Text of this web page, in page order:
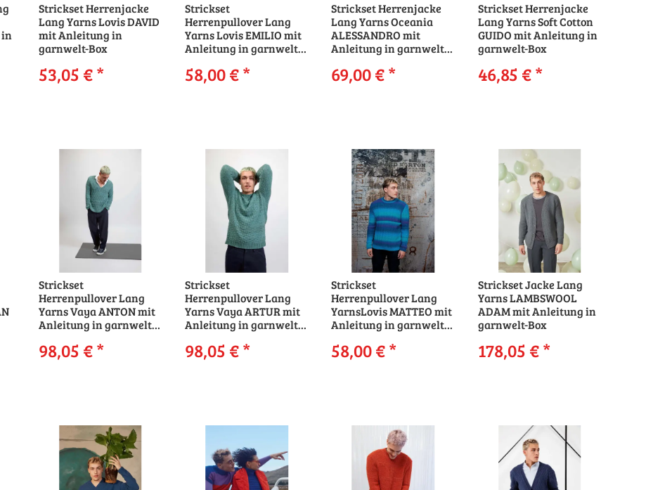
Strickset Herrenjacke
Lang Yarns Lovis DAVID
mit Anleitung in
garnwelt-Box
53,05 €*
Strickset
Herrenpullover Lang
Yarns Lovis EMILIO mit
Anleitung in garnwelt-
58,00 €*
Strickset Herrenjacke
Lang Yarns Oceania
ALESSANDRO mit
Anleitung in garnwelt-
69,00 €*
Strickset Herrenjacke
Lang Yarns Soft Cotton
GUIDO mit Anleitung in
garnwelt-Box
46,85 €*
Strickset
Herrenpullover Lang
Yarns Vaya ANTON mit
Anleitung in garnwelt-
98,05 €*
Strickset
Herrenpullover Lang
Yarns Vaya ARTUR mit
Anleitung in garnwelt-
98,05 €*
Strickset
Herrenpullover Lang
YarnsLovis MATTEO mit
Anleitung in garnwelt-
58,00 €*
Strickset Jacke Lang
Yarns LAMBSWOOL
ADAM mit Anleitung in
garnwelt-Box
178,05 €*